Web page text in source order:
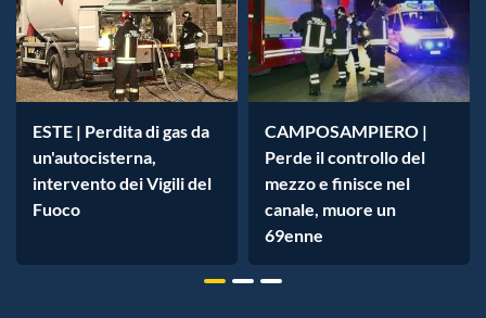
ESTE | Perdita di gas da
un'autocisterna,
intervento dei Vigili del
Fuoco
CAMPOSAMPIERO |
Perde il controllo del
mezzo e finisce nel
canale, muore un
69enne